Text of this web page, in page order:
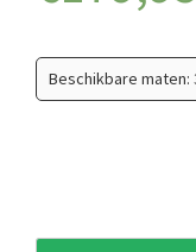
Beschikbare maten: